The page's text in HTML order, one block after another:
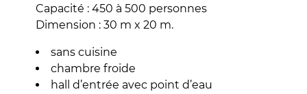
Capacité : 450 à 500 personnes
Dimension : 30 m x 20 m.
sans cuisine
chambre froide
hall d’entrée avec point d’eau